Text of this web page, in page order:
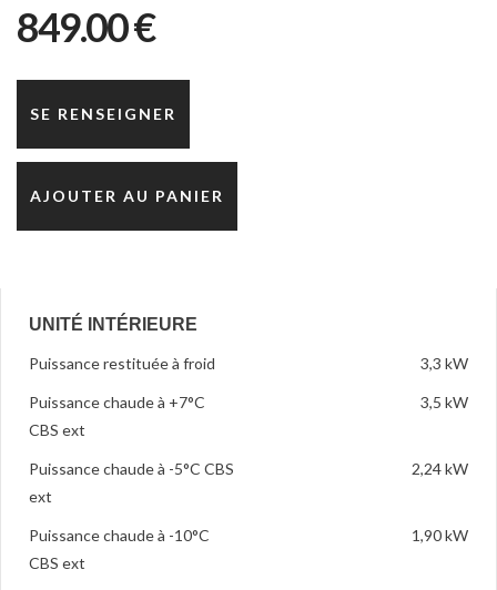
849.00 €
SE RENSEIGNER
AJOUTER AU PANIER
UNITÉ INTÉRIEURE
Puissance restituée à froid 3,3 kW
Puissance chaude à +7°C
CBS ext
3,5 kW
Puissance chaude à -5°C CBS
ext
2,24 kW
Puissance chaude à -10°C
CBS ext
1,90 kW